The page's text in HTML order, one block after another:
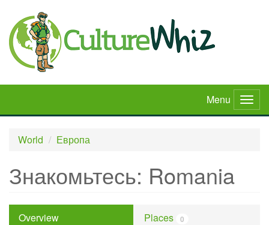
main
content
Menu
World
Европа
Знакомьтесь: Romania
Overview Places 0